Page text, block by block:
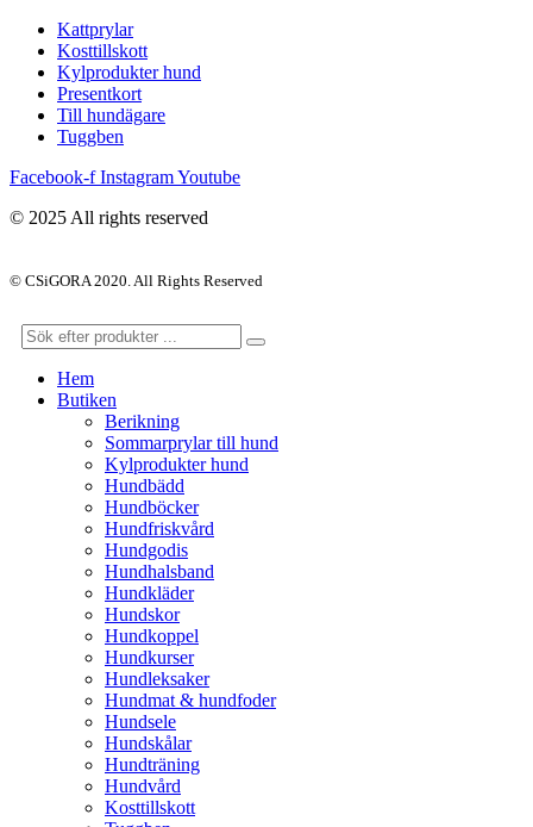
Kattprylar
Kosttillskott
Kylprodukter hund
Presentkort
Till hundägare
Tuggben
Facebook-f InstagramYoutube
© 2025 All rights reserved
© CSiGORA 2020. All Rights Reserved
Hem
Butiken
Berikning
Sommarprylar till hund
Kylprodukter hund
Hundbädd
Hundböcker
Hundfriskvård
Hundgodis
Hundhalsband
Hundkläder
Hundskor
Hundkoppel
Hundkurser
Hundleksaker
Hundmat & hundfoder
Hundsele
Hundskålar
Hundträning
Hundvård
Kosttillskott